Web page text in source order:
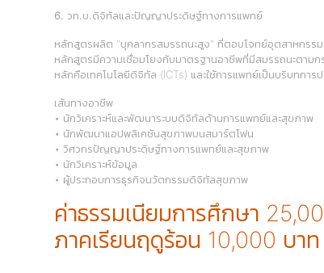
6. วท.บ.ดิจิทัลและปัญญาประดิษฐ์ทางการแพทย์
หลักสูตรผลิต "บุคลากรสมรรถนะสูง" ที่ตอบโจทย์อุตสาหกรร
หลักสูตรมีความเชื่อมโยงกับมาตรฐานอาชีพที่มีสมรรถนะตา
หลักคือเทคโนโลยีดิจิทัล (ICTs) และใช้การแพทย์เป็นบริบทก
เส้นทางอาชีพ
• นักวิเคราะห์และพัฒนาระบบดิจิทัลด้านการแพทย์และสุขภาพ
• นักพัฒนาแอปพลิเคชันสุขภาพบนสมาร์ตโฟน
• วิศวกรปัญญาประดิษฐ์ทางการแพทย์และสุขภาพ
• นักวิเคราะห์ข้อมูล
• ผู้ประกอบการธุรกิจนวัตกรรมดิจิทัลสุขภาพ
ค่าธรรมเนียมการศึกษา
ภาคเรียนฤดูร้อน 10,000 บาท